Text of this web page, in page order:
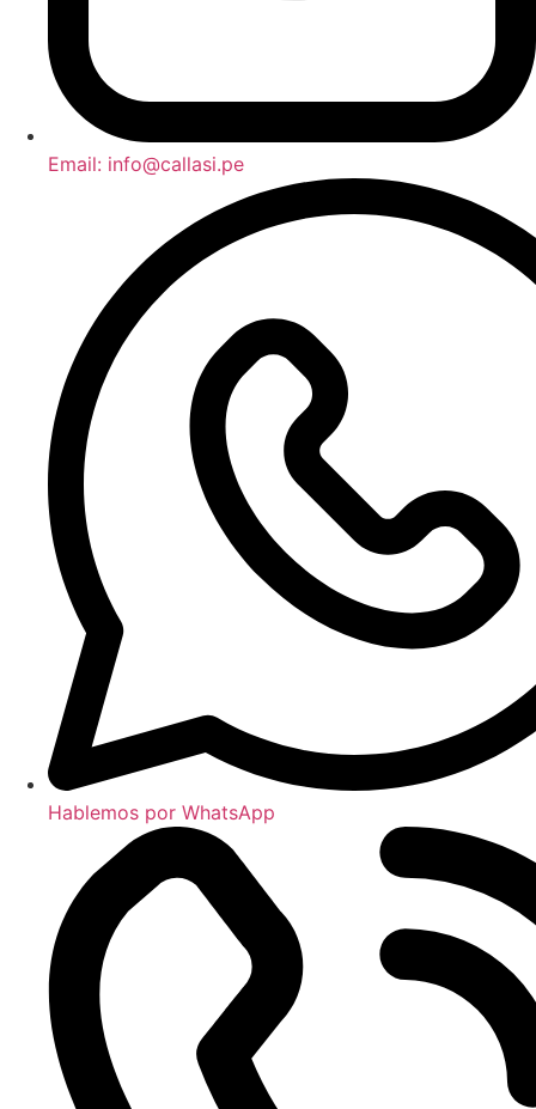
Email: info@callasi.pe
Hablemos por WhatsApp